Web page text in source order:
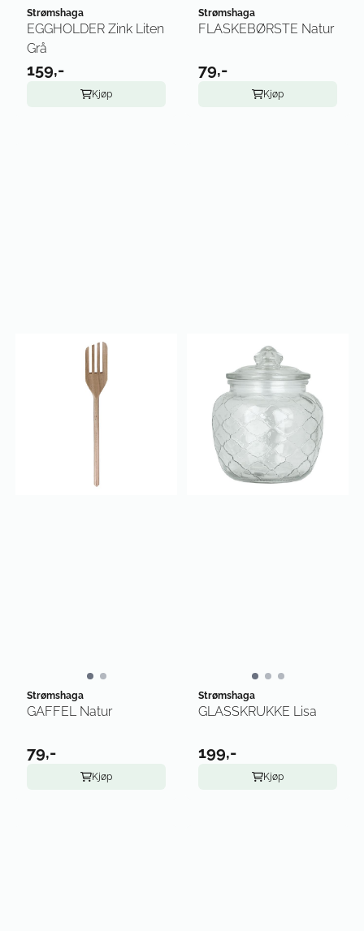
Strømshaga
EGGHOLDER Zink Liten
Grå
159,-
Kjøp
Strømshaga
FLASKEBØRSTE Natur
79,-
Kjøp
Strømshaga
GAFFEL Natur
79,-
Kjøp
Strømshaga
GLASSKRUKKE Lisa
199,-
Kjøp